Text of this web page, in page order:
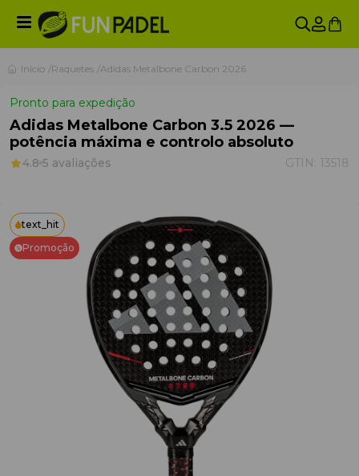
Início Raquetes Adidas Metalbone Carbon 2026
Pronto para expedição
Adidas Metalbone Carbon 3.5 2026 —
potência máxima e controlo absoluto
4.8 5 avaliações GTIN: 13518
text_hit
Promoção